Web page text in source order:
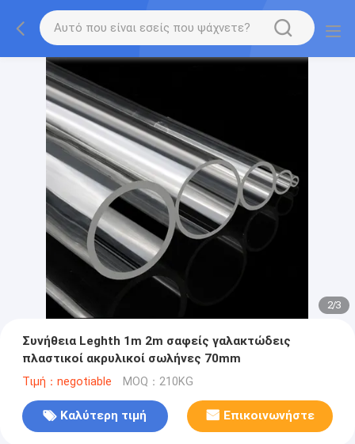
2/3
Συνήθεια Leghth 1m 2m σαφείς γαλακτώδεις
πλαστικοί ακρυλικοί σωλήνες 70mm
Τιμή：negotiable MOQ：210KG
Καλύτερη τιμή Επικοινωνήστε